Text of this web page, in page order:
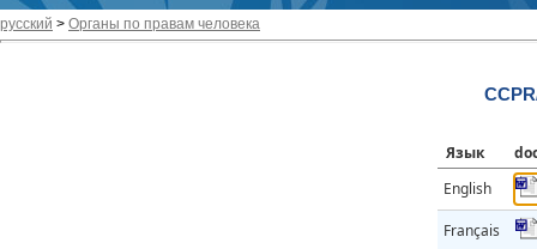
русский > Органы по правам человека
Язык
English
Français